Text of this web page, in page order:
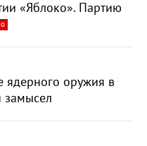
«Яблоко». Партию
ядерного оружия в
замысел